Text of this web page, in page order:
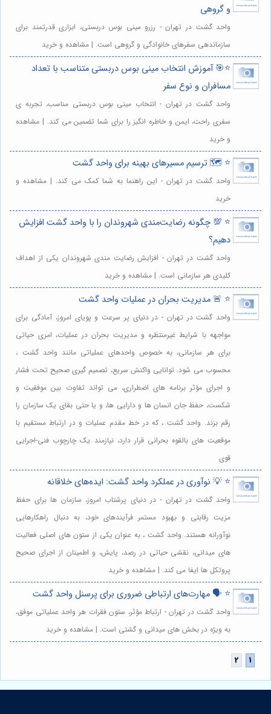
و گروهی
واحد گشت در تهران - رزرو مینی بوس دربستی، ابزاری قدرتمند برای
سازماندهی سفرهای خانوادگی و گروهی است. | مشاهده و خرید
⭐️🎯 آموزش انتخاب مینی بوس دربستی متناسب با تعداد
مسافران و نوع سفر
واحد گشت در تهران - انتخاب مینی بوس دربستی مناسب، تجربه ی
سفری راحت، ایمن و خاطره انگیز را برای شما تضمین می کند. | مشاهده
و خرید
⭐️ 🗺️ ترسیم مسیرهای بهینه برای واحد گشت
واحد گشت در تهران - این راهنما به شما کمک می کند. | مشاهده و
خرید
⭐️ 💯 چگونه رضایت‌مندی شهروندان را با واحد گشت افزایش
دهیم؟
واحد گشت در تهران - افزایش رضایت مندی شهروندان یکی از اهداف
کلیدی هر سازمانی است. | مشاهده و خرید
⭐️ 🚨 مدیریت بحران در عملیات واحد گشت
واحد گشت در تهران - در دنیای پر سرعت و پویای امروز، آمادگی برای
مواجهه با شرایط غیرمنتظره و مدیریت بحران در عملیات، امری حیاتی
برای هر سازمانی، به خصوص واحدهای عملیاتی مانند واحد گشت ،
محسوب می شود. توانایی واکنش سریع، تصمیم گیری صحیح تحت فشار
و اجرای مؤثر برنامه های اضطراری، می تواند تفاوت بین موفقیت و
شکست، حفظ جان انسان ها و دارایی ها، و یا حتی بقای یک سازمان را
رقم بزند. واحد گشت ، که در خط مقدم عملیات و در ارتباط مستقیم با
موقعیت های بالقوه بحرانی قرار دارد، نیازمند یک چارچوب فنی-اجرایی
قوی
⭐️ 💡 نوآوری در عملکرد واحد گشت: ایده‌های خلاقانه
واحد گشت در تهران - در دنیای پرشتاب امروز، سازمان ها برای حفظ
مزیت رقابتی و بهبود مستمر فرآیندهای خود، به دنبال راهکارهایی
نوآورانه هستند. واحد گشت ، به عنوان یکی از ستون های اصلی فعالیت
های میدانی، نقشی حیاتی در رصد، پایش، و اطمینان از اجرای صحیح
پروتکل ها ایفا می کند. | مشاهده و خرید
⭐️ 🗣️ مهارت‌های ارتباطی ضروری برای پرسنل واحد گشت
واحد گشت در تهران - ارتباط مؤثر، ستون فقرات هر واحد عملیاتی موفق،
به ویژه در بخش های میدانی و گشتی است. | مشاهده و خرید